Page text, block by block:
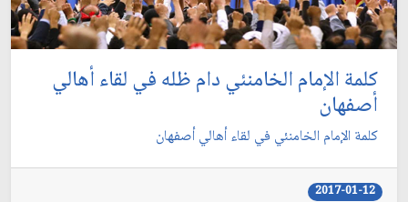
كلمة الإمام الخامنئي دام ظله في لقاء أهالي
أصفهان
كلمة الإمام الخامنئي في لقاء أهالي أصفهان
2017-01-12